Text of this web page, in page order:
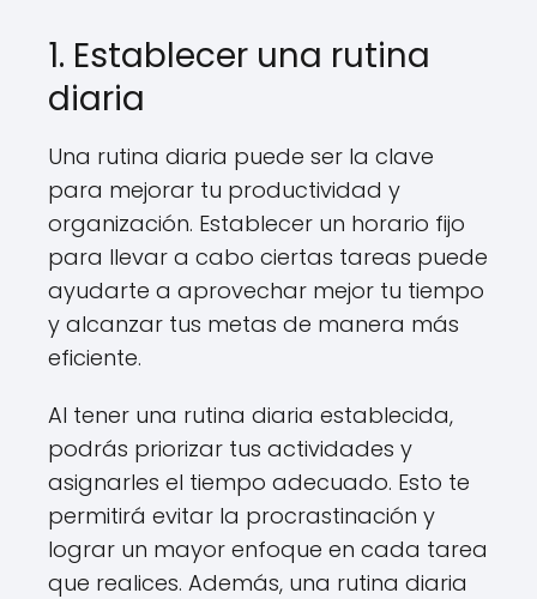
1. Establecer una rutina
diaria
Una rutina diaria puede ser la clave
para mejorar tu productividad y
organización. Establecer un horario fijo
para llevar a cabo ciertas tareas puede
ayudarte a aprovechar mejor tu tiempo
y alcanzar tus metas de manera más
eficiente.
Al tener una rutina diaria establecida,
podrás priorizar tus actividades y
asignarles el tiempo adecuado. Esto te
permitirá evitar la procrastinación y
lograr un mayor enfoque en cada tarea
que realices. Además, una rutina diaria